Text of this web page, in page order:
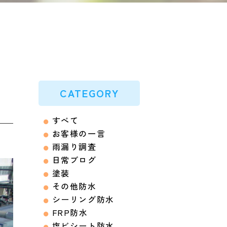
CATEGORY
すべて
お客様の一言
雨漏り調査
日常ブログ
塗装
その他防水
シーリング防水
FRP防水